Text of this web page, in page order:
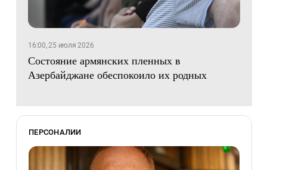
16:00, 25 июля 2026
Состояние армянских пленных в
Азербайджане обеспокоило их родных
ПЕРСОНАЛИИ